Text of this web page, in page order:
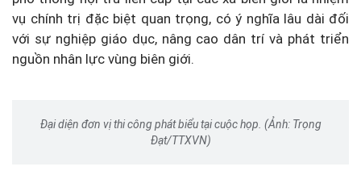
vụ chính trị đặc biệt quan trọng, có ý nghĩa lâu dài đối
với sự nghiệp giáo dục, nâng cao dân trí và phát triển
nguồn nhân lực vùng biên giới.
Đại diện đơn vị thi công phát biểu tại cuộc họp. (Ảnh: Trọng
Đạt/TTXVN)